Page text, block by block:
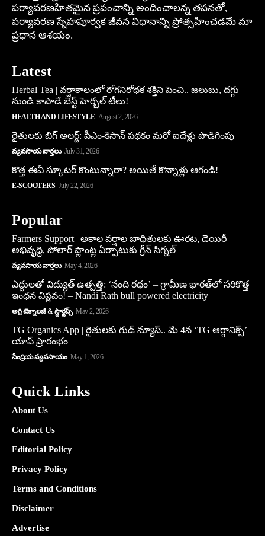
పర్యావరణహితమైన ప్రపంచాన్ని అందించాలన్న తపనతో,
పర్యావరణ స్నేహపూర్వక జీవన విధానాన్ని ప్రోత్సహించడమే మా
ప్రధాన ఆశయం.
Latest
Herbal Tea | వర్షాకాలంలో రోగనిరోధక శక్తిని పెంచి.. జలుబు, దగ్గు
నుండి కాపాడే బెస్ట్ హెర్బల్ టీలు!
HEALTH AND LIFESTYLE August 2, 2026
రైతులకు బిగ్ అలర్ట్: పీఎం-కిసాన్ పథకం మరో ఐదేళ్లు పొడిగింపు
వ్యవసాయ వార్తలు July 31, 2026
కొత్త ఈవీ స్కూట‌ర్ కొంటున్నారా? అయితే కొన్నాళ్లు ఆగండి!
E-SCOOTERS July 22, 2026
Popular
Farmers Support | అకాల వర్షాల బాధితులకు ఊరట, డెయిరీ
అభివృద్ధి, సోలార్ ప్లాంట్ల ఏర్పాటుకు గ్రీన్‌ సిగ్నల్
వ్యవసాయ వార్తలు May 4, 2026
ఎద్దులతో విద్యుత్ ఉత్పత్తి: ‘నంది రథం’ – గ్రామీణ భారత్‌లో సరికొత్త
ఇంధన విప్లవం! – Nandi Rath bull powered electricity
అగ్రి టెక్నాలజీ & స్టార్టప్స్ May 2, 2026
TG Organics App | రైతులకు గుడ్ న్యూస్.. మే 4న ‘TG ఆర్గానిక్స్’
యాప్ ప్రారంభం
సేంద్రియ వ్యవసాయం May 1, 2026
Quick Links
About Us
Contact Us
Editorial Policy
Privacy Policy
Terms and Conditions
Disclaimer
Advertise